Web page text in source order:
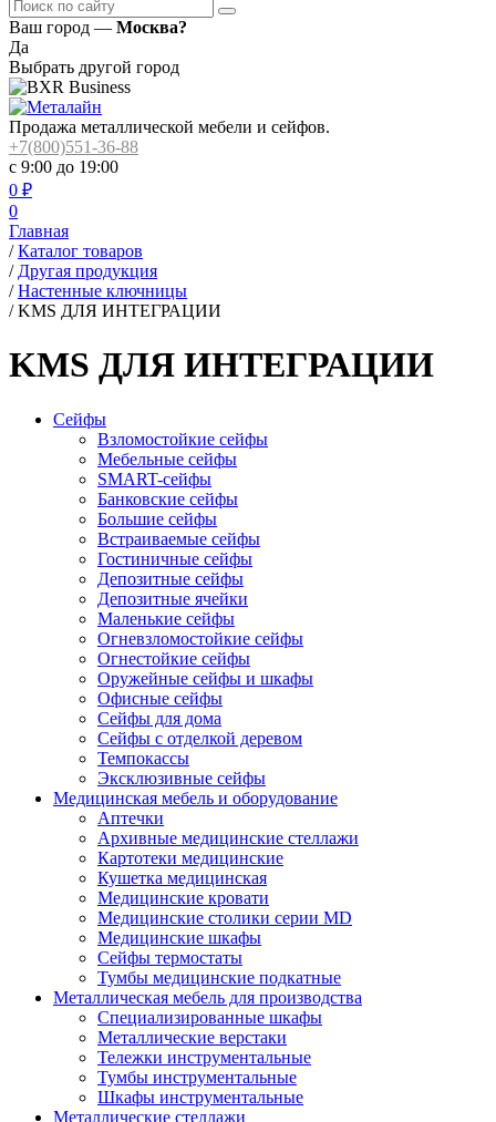
Ваш город — Москва?
Да
Выбрать другой город
Продажа металлической мебели и сейфов.
+7(800)551-36-88
с 9:00 до 19:00
0 ₽
0
Главная
/ Каталог товаров
/ Другая продукция
/ Настенные ключницы
/ KMS ДЛЯ ИНТЕГРАЦИИ
KMS ДЛЯ ИНТЕГРАЦИИ
Сейфы
Взломостойкие сейфы
Мебельные сейфы
SMART-сейфы
Банковские сейфы
Большие сейфы
Встраиваемые сейфы
Гостиничные сейфы
Депозитные сейфы
Депозитные ячейки
Маленькие сейфы
Огневзломостойкие сейфы
Огнестойкие сейфы
Оружейные сейфы и шкафы
Офисные сейфы
Сейфы для дома
Сейфы с отделкой деревом
Темпокассы
Эксклюзивные сейфы
Медицинская мебель и оборудование
Аптечки
Архивные медицинские стеллажи
Картотеки медицинские
Кушетка медицинская
Медицинские кровати
Медицинские столики серии MD
Медицинские шкафы
Сейфы термостаты
Тумбы медицинские подкатные
Металлическая мебель для производства
Cпециализированные шкафы
Металлические верстаки
Тележки инструментальные
Тумбы инструментальные
Шкафы инструментальные
Металлические стеллажи